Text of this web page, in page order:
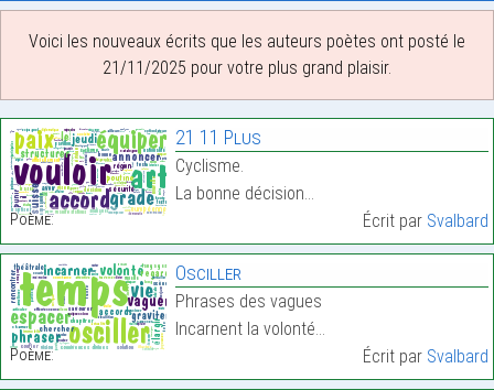
Voici les nouveaux écrits que les auteurs poètes ont posté le
21/11/2025 pour votre plus grand plaisir.
Poème:
21 11 Plus
Cyclisme.
La bonne décision…
Écrit par Svalbard
Poème:
Osciller
Phrases des vagues
Incarnent la volonté…
Écrit par Svalbard